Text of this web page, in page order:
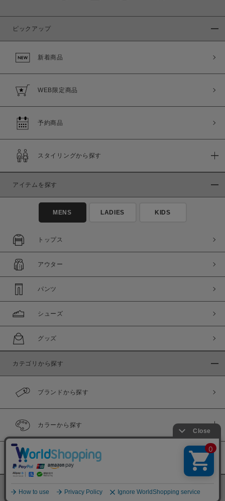
ピックアップ
新着商品
WEB限定商品
予約商品
スタイリングから探す
アイテムを探す
MENS LADIES KIDS
トップス
アウター
パンツ
シューズ
グッズ
カテゴリから探す
ブランドから探す
カラーから探す
履き比べ可能商品
©BINGOYA Co,.Ltd.